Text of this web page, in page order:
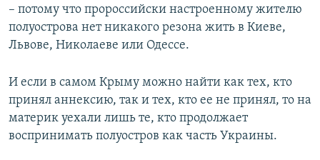
– потому что пророссийски настроенному жителю
полуострова нет никакого резона жить в Киеве,
Львове, Николаеве или Одессе.
И если в самом Крыму можно найти как тех, кто
принял аннексию, так и тех, кто ее не принял, то на
материк уехали лишь те, кто продолжает
воспринимать полуостров как часть Украины.